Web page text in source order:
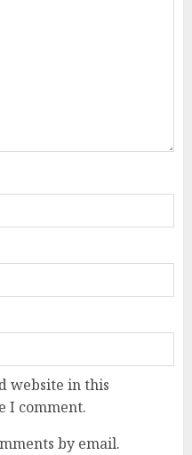
website in this
I comment.
by email.